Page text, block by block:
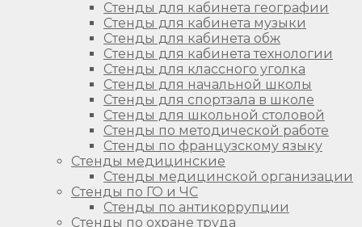
Стенды для кабинета географии
Стенды для кабинета музыки
Стенды для кабинета обж
Стенды для кабинета технологии
Стенды для классного уголка
Стенды для начальной школы
Стенды для спортзала в школе
Стенды для школьной столовой
Стенды по методической работе
Стенды по французскому языку
Стенды медицинские
Стенды медицинской организации
Стенды по ГО и ЧС
Стенды по антикоррупции
Стенды по охране труда